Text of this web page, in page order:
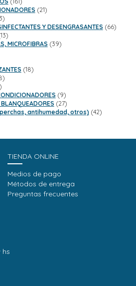
productos
2121
23
productos
Y DESENGRASANTES 6666
1313
productos
MICROFIBRAS 3939
1818
18
99
productos
2727
productos
perchas, antihumedad, otros) 4242
TIENDA ONLINE
Medios de pago
Métodos de entrega
Preguntas frecuentes
hs